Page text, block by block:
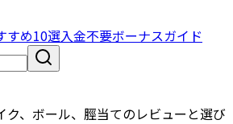
すめ10選入金不要ボーナスガイド
ク、ボール、脛当てのレビューと選び